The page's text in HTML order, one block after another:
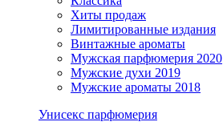
Хиты продаж
Лимитированные издания
Винтажные ароматы
Мужская парфюмерия 2020
Мужские духи 2019
Мужские ароматы 2018
Унисекс парфюмерия